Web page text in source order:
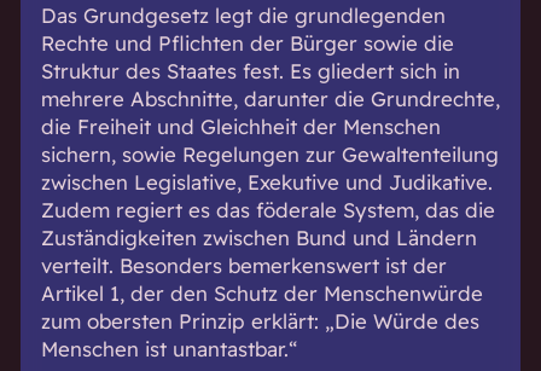
Das Grundgesetz legt die grundlegenden
Rechte und Pflichten der Bürger sowie die
Struktur des Staates fest. Es gliedert sich in
mehrere Abschnitte, darunter die Grundrechte,
die Freiheit und Gleichheit der Menschen
sichern, sowie Regelungen zur Gewaltenteilung
zwischen Legislative, Exekutive und Judikative.
Zudem regiert es das föderale System, das die
Zuständigkeiten zwischen Bund und Ländern
verteilt. Besonders bemerkenswert ist der
Artikel 1, der den Schutz der Menschenwürde
zum obersten Prinzip erklärt: „Die Würde des
Menschen ist unantastbar.“